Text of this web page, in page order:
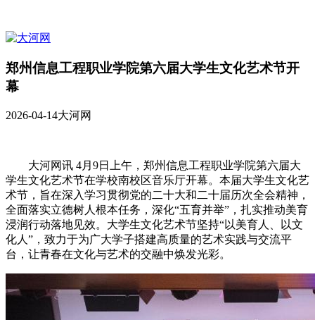
郑州信息工程职业学院第六届大学生文化艺术节开
幕
2026-04-14大河网
大河网讯 4月9日上午，郑州信息工程职业学院第六届大
学生文化艺术节在学校南校区音乐厅开幕。本届大学生文化艺
术节，旨在深入学习贯彻党的二十大和二十届历次全会精神，
全面落实立德树人根本任务，深化“五育并举”，扎实推动美育
浸润行动落地见效。大学生文化艺术节坚持“以美育人、以文
化人”，致力于为广大学子搭建高质量的艺术实践与交流平
台，让青春在文化与艺术的交融中焕发光彩。